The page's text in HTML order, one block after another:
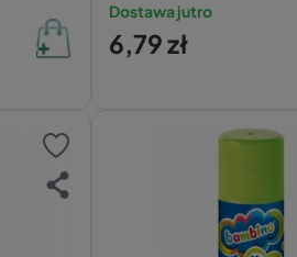
Dostawa jutro
6,79 zł